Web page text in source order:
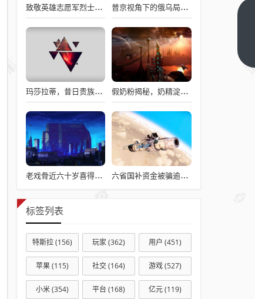
致敬英雄志愿军烈士，过水门仪式展现最高礼遇 普京视角下的俄乌局势，西方间接介入的深度博弈与博弈解析
玛莎拉蒂，昔日贵族梦想，今日价格亲民触手可及 假奶粉揭秘，奶精淀粉勾兑，流向何处？
老戏骨近六十岁喜得龙凤胎，被误认作爷爷背后的故事揭秘 六省国补资金被骗逾亿，真相揭秘与违规操作背后的故事
标签列表
特斯拉(156) 玩家(362) 用户 (451)
苹果(115) 社交(164) 游戏(527)
小米(354) 平台 (168) 亿元(119)